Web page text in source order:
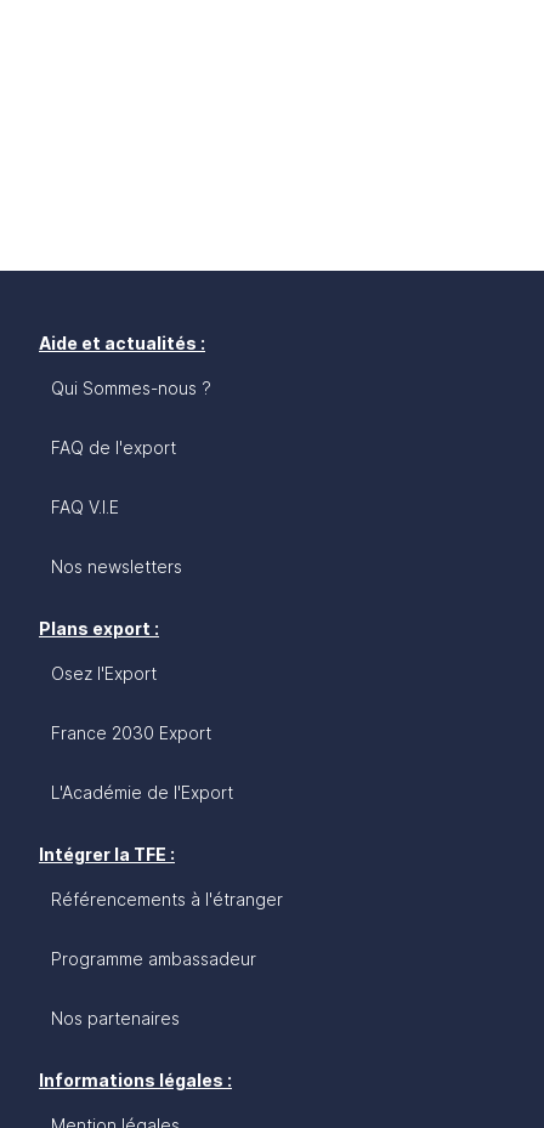
Aide et actualités :
Qui Sommes-nous ?
FAQ de l'export
FAQ V.I.E
Nos newsletters
Plans export :
Osez l'Export
France 2030 Export
L'Académie de l'Export
Intégrer la TFE :
Référencements à l'étranger
Programme ambassadeur
Nos partenaires
Informations légales :